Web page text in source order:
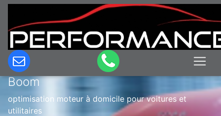
Optimisation & Reprogrammation
moteur à domicile en Belgique à
Boom
optimisation moteur à domicile pour voitures et
utilitaires